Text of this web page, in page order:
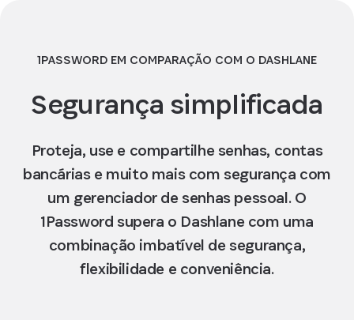
1PASSWORD EM COMPARAÇÃO COM O DASHLANE
Segurança simplificada
Proteja, use e compartilhe senhas, contas
bancárias e muito mais com segurança com
um gerenciador de senhas pessoal. O
1Password supera o Dashlane com uma
combinação imbatível de segurança,
flexibilidade e conveniência.